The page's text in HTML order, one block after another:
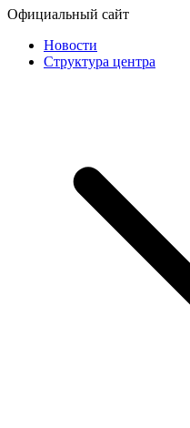
Официальный сайт
Новости
Структура центра